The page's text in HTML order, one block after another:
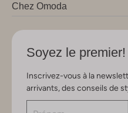
Chez Omoda
Soyez le premier!
Inscrivez-vous à la
arrivants, des conseils de